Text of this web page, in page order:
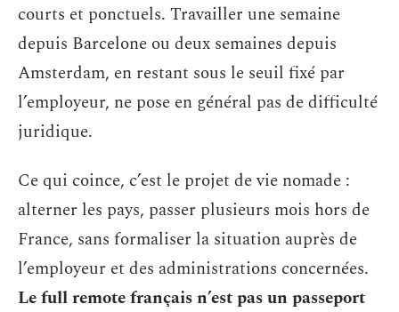
courts et ponctuels. Travailler une semaine
depuis Barcelone ou deux semaines depuis
Amsterdam, en restant sous le seuil fixé par
l’employeur, ne pose en général pas de difficulté
juridique.
Ce qui coince, c’est le projet de vie nomade :
alterner les pays, passer plusieurs mois hors de
France, sans formaliser la situation auprès de
l’employeur et des administrations concernées.
Le full remote français n’est pas un passeport